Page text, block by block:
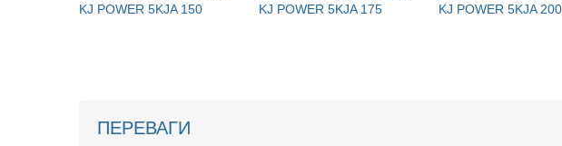
KJ POWER 5KJA 150
KJ POWER 5KJA 175
KJ POWER 5KJA 200
ПЕРЕВАГИ